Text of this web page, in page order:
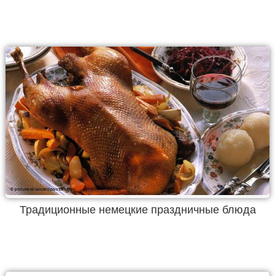
Традиционные немецкие праздничные блюда